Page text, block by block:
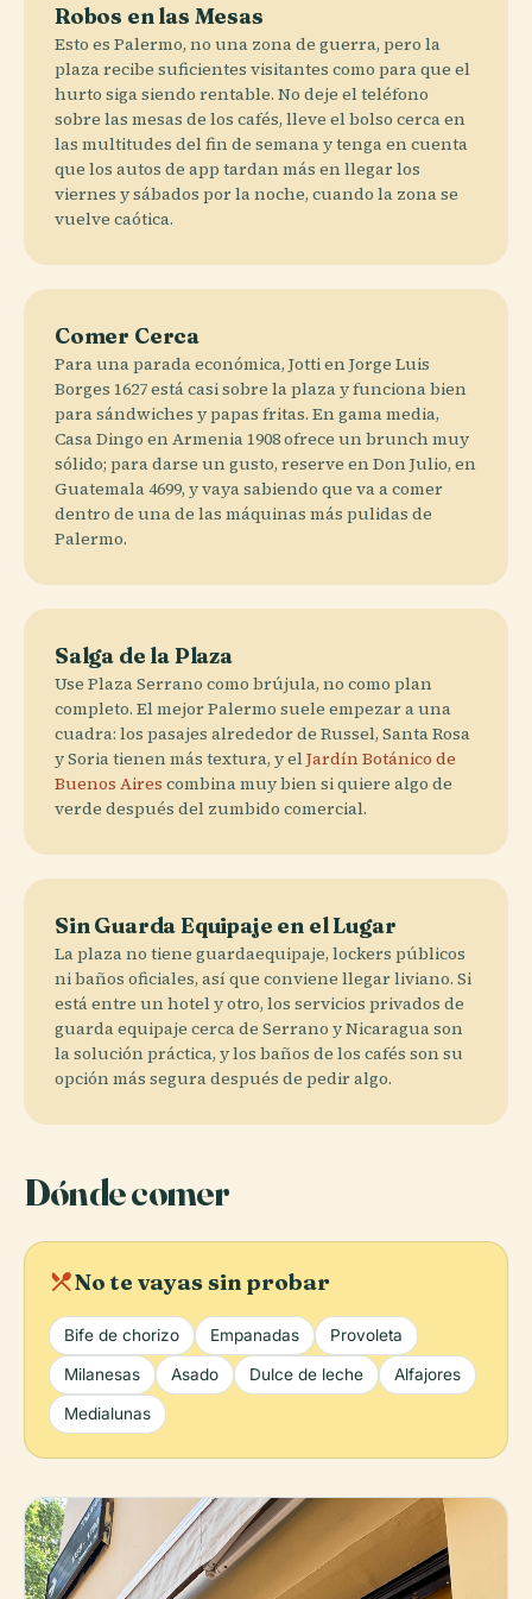
Robos en las Mesas
Esto es Palermo, no una zona de guerra, pero la
plaza recibe suficientes visitantes como para que el
hurto siga siendo rentable. No deje el teléfono
sobre las mesas de los cafés, lleve el bolso cerca en
las multitudes del fin de semana y tenga en cuenta
que los autos de app tardan más en llegar los
viernes y sábados por la noche, cuando la zona se
vuelve caótica.
Comer Cerca
Para una parada económica, Jotti en Jorge Luis
Borges 1627 está casi sobre la plaza y funciona bien
para sándwiches y papas fritas. En gama media,
Casa Dingo en Armenia 1908 ofrece un brunch muy
sólido; para darse un gusto, reserve en Don Julio, en
Guatemala 4699, y vaya sabiendo que va a comer
dentro de una de las máquinas más pulidas de
Palermo.
Salga de la Plaza
Use Plaza Serrano como brújula, no como plan
completo. El mejor Palermo suele empezar a una
cuadra: los pasajes alrededor de Russel, Santa Rosa
y Soria tienen más textura, y elJardín Botánico de
Buenos Aires combina muy bien si quiere algo de
verde después del zumbido comercial.
Sin Guarda Equipaje en el Lugar
La plaza no tiene guardaequipaje, lockers públicos
ni baños oficiales, así que conviene llegar liviano. Si
está entre un hotel y otro, los servicios privados de
guarda equipaje cerca de Serrano y Nicaragua son
la solución práctica, y los baños de los cafés son su
opción más segura después de pedir algo.
Dónde comer
local_diningNo te vayas sin probar
Bife de chorizo Empanadas Provoleta
Milanesas Asado Dulce de leche Alfajores
Medialunas